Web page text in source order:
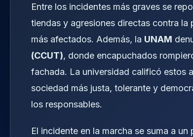
Entre los incidentes más graves se
tiendas y agresiones directas contra la
más afectados. Además, la UNAM
(CCUT), donde encapuchados
fachada. La universidad calificó estos
sociedad más justa, tolerante y
los responsables.
El incidente en la marcha se suma a un